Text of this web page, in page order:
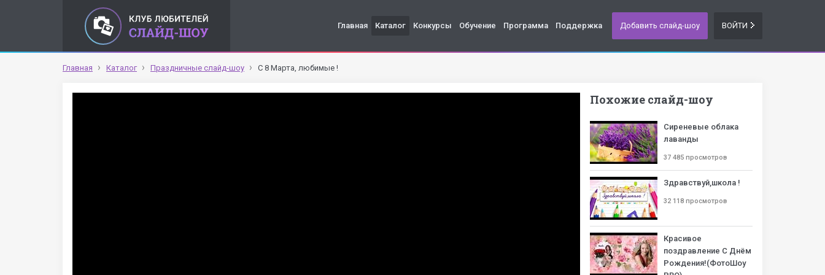
Главная Каталог Конкурсы Обучение Программа Поддержка Добавить слайд-шоу ВОЙТИ
Главная Каталог Праздничные слайд-шоу С 8 Марта, любимые !
Похожие слайд-шоу
Сиреневые облака
лаванды
37 485 просмотров
Здравствуй,школа !
32 118 просмотров
Красивое
поздравление С Днём
Рождения!(ФотоШоу